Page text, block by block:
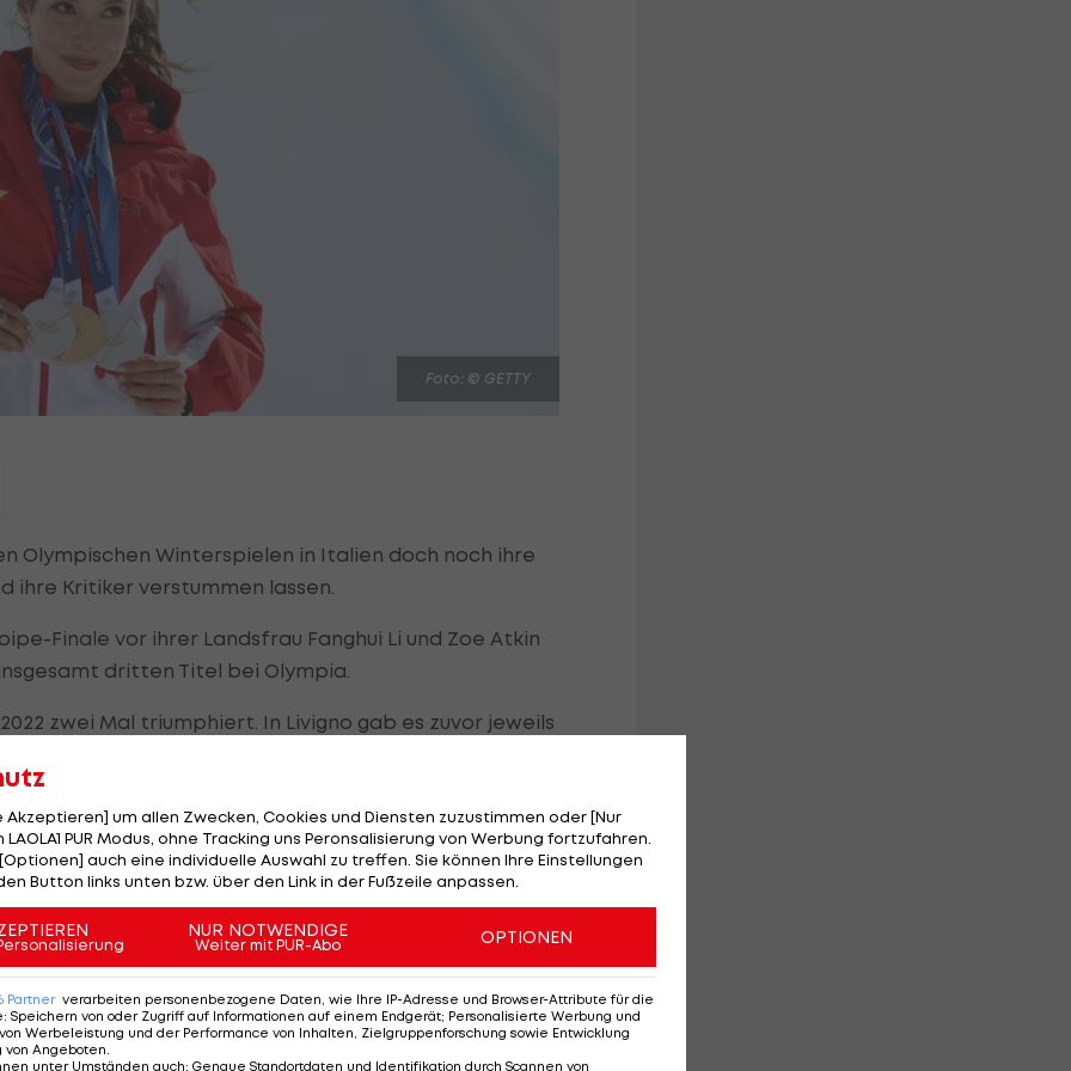
Foto: © GETTY
Olympischen Winterspielen in Italien doch noch ihre
ihre Kritiker verstummen lassen.
Finale vor ihrer Landsfrau Fanghui Li und Zoe Atkin
dritten Titel bei Olympia.
zwei Mal triumphiert. In Livigno gab es zuvor jeweils
die erste Freeskierin in der Olympia-Geschichte mit
Ski-Gold & Glamour
SLIDESHOW
STARTEN
Akzeptieren] um allen Zwecken, Cookies und Diensten zuzustimmen oder [Nur
PUR Modus, ohne Tracking uns Peronsalisierung von Werbung fortzufahren.
auch eine individuelle Auswahl zu treffen. Sie können Ihre Einstellungen
Button links unten bzw. über den Link in der Fußzeile anpassen.
NUR NOTWENDIGE
Weiter mit PUR-Abo OPTIONEN
Partner verarbeiten personenbezogene Daten, wie Ihre IP-Adresse und Browser-Attribute für die
: Speichern von oder Zugriff auf Informationen auf einem Endgerät; Personalisierte Werbung und
Werbeleistung und der Performance von Inhalten, Zielgruppenforschung sowie Entwicklung
von Angeboten.
unter Umständen auch: Genaue Standortdaten und Identifikation durch Scannen von